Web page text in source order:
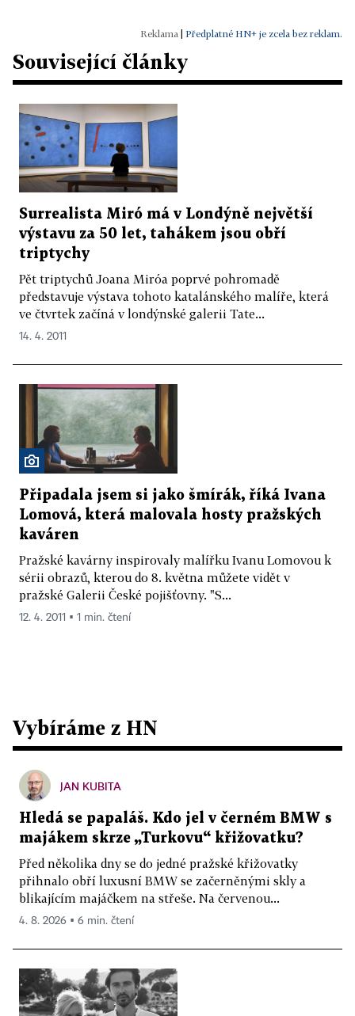
| Předplatné HN+ je zcela bez reklam.
Související články
Surrealista Miró má v Londýně největší
výstavu za 50 let, tahákem jsou obří
triptychy
Pět triptychů Joana Miróa poprvé pohromadě
představuje výstava tohoto katalánského malíře, která
ve čtvrtek začíná v londýnské galerii Tate...
14. 4. 2011
Připadala jsem si jako šmírák, říká Ivana
Lomová, která malovala hosty pražských
kaváren
Pražské kavárny inspirovaly malířku Ivanu Lomovou k
sérii obrazů, kterou do 8. května můžete vidět v
pražské Galerii České pojišťovny. "S...
12. 4. 2011 ▪ 1 min. čtení
Vybíráme z HN
JAN KUBITA
Hledá se papaláš. Kdo jel v černém BMW s
majákem skrze „Turkovu“ křižovatku?
Před několika dny se do jedné pražské křižovatky
přihnalo obří luxusní BMW se začerněnými skly a
blikajícím majáčkem na střeše. Na červenou...
4. 8. 2026 ▪ 6 min. čtení